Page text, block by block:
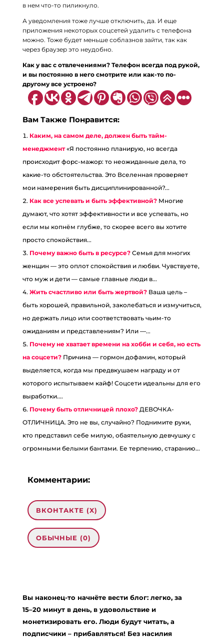
в нем что-то пиликнуло.
А уведомления тоже лучше отключить, да. И еще
приложения некоторых соцсетей удалить с телефона
можно. Тоже будет меньше соблазнов зайти, так как
через браузер это неудобно.
Как у вас с отвлечениями? Телефон всегда под рукой,
и вы постоянно в него смотрите или как-то по-
другому все устроено?
Вам Также Понравится:
Каким, на самом деле, должен быть тайм-
менеджмент «Я постоянно планирую, но всегда
происходит форс-мажор: то неожиданные дела, то
какие-то обстоятельства. Это Вселенная проверяет
мои намерения быть дисциплинированной?...
Как все успевать и быть эффективной? Многие
думают, что хотят эффективности и все успевать, но
если мы копнём глубже, то скорее всего вы хотите
просто спокойствия...
Почему важно быть в ресурсе? Семья для многих
женщин — это оплот спокойствия и любви. Чувствуете,
что муж и дети — самые главные люди в...
Жить счастливо или быть жертвой? Ваша цель –
быть хорошей, правильной, заколебаться и измучиться,
но держать лицо или соответствовать чьим-то
ожиданиям и представлениям? Или —...
Почему не хватает времени на хобби и себя, но есть
на соцсети? Причина — гормон дофамин, который
выделяется, когда мы предвкушаем награду и от
которого испытываем кайф! Соцсети идеальны для его
выработки....
Почему быть отличницей плохо? ДЕВОЧКА-
ОТЛИЧНИЦА. Это не вы, случайно? Поднимите руки,
кто представил себе милую, обаятельную девчушку с
огромными белыми бантами. Ее терпению, старанию...
Комментарии:
ВКОНТАКТЕ (X)
ОБЫЧНЫЕ (0)
соцсети и мессенджеры?”»
kostenloses iptv:
17.04.2024 в 00:04
… [Trackback]
Вы наконец-то начнёте вести блог: легко, за
15–20 минут в день, в удовольствие и
монетизировать его. Люди будут читать, а
подписчики – прибавляться! Без насилия